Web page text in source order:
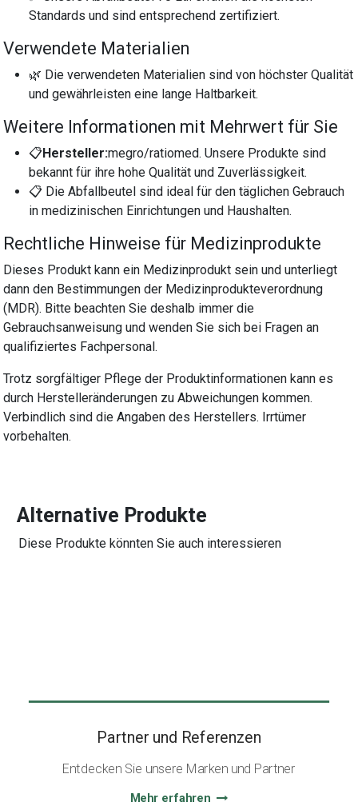
Standards und sind entsprechend zertifiziert.
Verwendete Materialien
🌿 Die verwendeten Materialien sind von höchster Qualität
und gewährleisten eine lange Haltbarkeit.
Weitere Informationen mit Mehrwert für Sie
📋Hersteller:megro/ratiomed. Unsere Produkte sind
bekannt für ihre hohe Qualität und Zuverlässigkeit.
📋 Die Abfallbeutel sind ideal für den täglichen Gebrauch
in medizinischen Einrichtungen und Haushalten.
Rechtliche Hinweise für Medizinprodukte
Dieses Produkt kann ein Medizinprodukt sein und unterliegt
dann den Bestimmungen der Medizinprodukteverordnung
(MDR). Bitte beachten Sie deshalb immer die
Gebrauchsanweisung und wenden Sie sich bei Fragen an
qualifiziertes Fachpersonal.
Trotz sorgfältiger Pflege der Produktinformationen kann es
durch Herstelleränderungen zu Abweichungen kommen.
Verbindlich sind die Angaben des Herstellers. Irrtümer
vorbehalten.
Alternative Produkte
Diese Produkte könnten Sie auch interessieren
Partner und Referenzen
Entdecken Sie unsere Marken und Partner
Mehr erfahren